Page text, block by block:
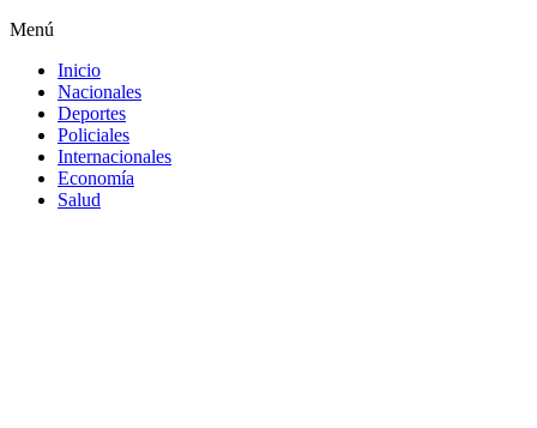
Menú
Inicio
Nacionales
Deportes
Policiales
Internacionales
Economía
Salud